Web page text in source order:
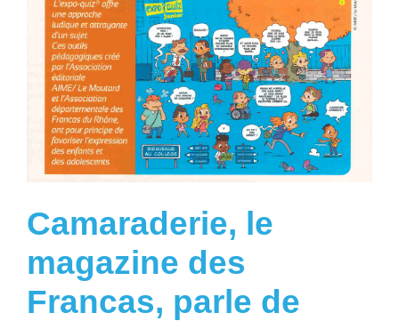
Camaraderie, le
magazine des
Francas, parle de